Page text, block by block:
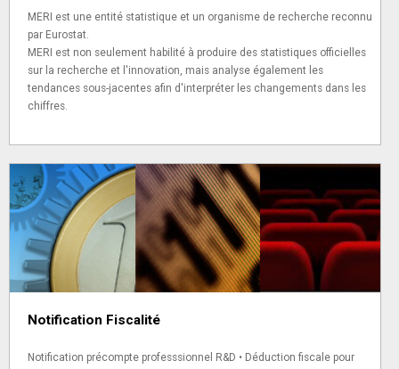
MERI est une entité statistique et un organisme de recherche reconnu
par Eurostat.
MERI est non seulement habilité à produire des statistiques officielles
sur la recherche et l'innovation, mais analyse également les
tendances sous-jacentes afin d'interpréter les changements dans les
chiffres.
Notification Fiscalité
Notification précompte professsionnel R&D • Déduction fiscale pour